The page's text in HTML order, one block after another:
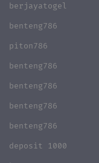
berjayatogel
benteng786
piton786
benteng786
benteng786
benteng786
benteng786
deposit 1000